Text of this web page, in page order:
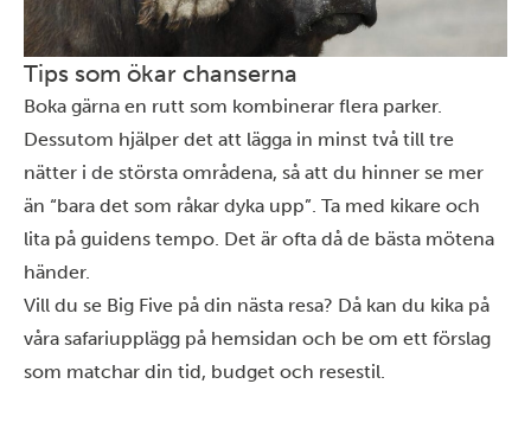
Tips som ökar chanserna
Boka gärna en rutt som kombinerar flera parker.
Dessutom hjälper det att lägga in minst två till tre
nätter i de största områdena, så att du hinner se mer
än “bara det som råkar dyka upp”. Ta med kikare och
lita på guidens tempo. Det är ofta då de bästa mötena
händer.
Vill du se Big Five på din nästa resa? Då kan du kika på
våra safariupplägg på hemsidan och be om ett förslag
som matchar din tid, budget och resestil.